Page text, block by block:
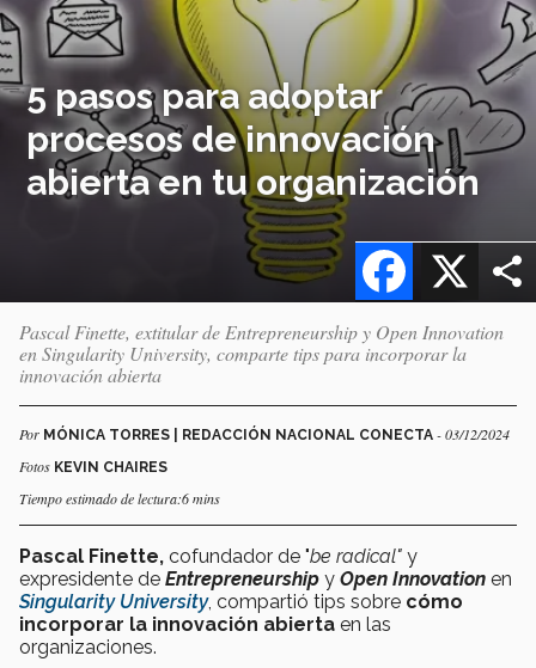
5 pasos para adoptar
procesos de innovación
abierta en tu organización
X
Facebook
Pascal Finette, extitular de Entrepreneurship y Open Innovation
en Singularity University, comparte tips para incorporar la
innovación abierta
Por MÓNICA TORRES | REDACCIÓN NACIONAL CONECTA - 03/12/2024
Fotos KEVIN CHAIRES
Tiempo estimado de lectura:6 mins
Pascal Finette, cofundador de "be radical" y
expresidente de Entrepreneurship y Open Innovation en
Singularity University, compartió tips sobre cómo
incorporar la innovación abierta en las
organizaciones.